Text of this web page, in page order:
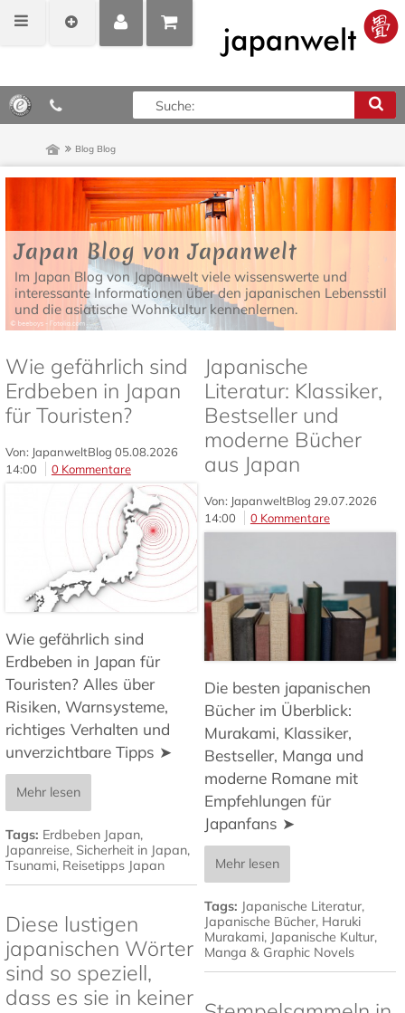
MEIN
POSITIONEN
ANZEIGEN
0,00 €*
Blog Blog
Japan Blog von Japanwelt
Im Japan Blog von Japanwelt viele wissenswerte und
interessante Informationen über den japanischen Lebensstil
und die asiatische Wohnkultur kennenlernen.
Wie gefährlich sind
Erdbeben in Japan
für Touristen?
Von: JapanweltBlog 05.08.2026
14:00
0 Kommentare
Wie gefährlich sind
Erdbeben in Japan für
Touristen? Alles über
Risiken, Warnsysteme,
richtiges Verhalten und
unverzichtbare Tipps ➤
Mehr lesen
Tags: Erdbeben Japan,
Japanreise, Sicherheit in Japan,
Tsunami, Reisetipps Japan
Japanische
Literatur: Klassiker,
Bestseller und
moderne Bücher
aus Japan
Von: JapanweltBlog 29.07.2026
14:00
0 Kommentare
Die besten japanischen
Bücher im Überblick:
Murakami, Klassiker,
Bestseller, Manga und
moderne Romane mit
Empfehlungen für
Japanfans ➤
Mehr lesen
Tags: Japanische Literatur,
Japanische Bücher, Haruki
Murakami, Japanische Kultur,
Manga & Graphic Novels
Diese lustigen
japanischen Wörter
sind so speziell,
dass es sie in keiner